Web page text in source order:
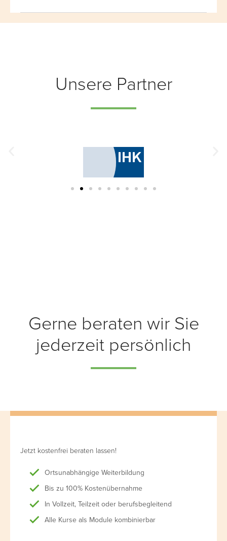
Unsere Partner
Gerne beraten wir Sie
jederzeit persönlich
Jetzt kostenfrei beraten lassen!
Ortsunabhängige Weiterbildung
Bis zu 100% Kostenübernahme
In Vollzeit, Teilzeit oder berufsbegleitend
Alle Kurse als Module kombinierbar